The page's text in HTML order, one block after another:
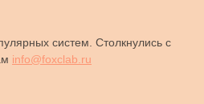
систем. Столкнулись с
info@foxclab.ru